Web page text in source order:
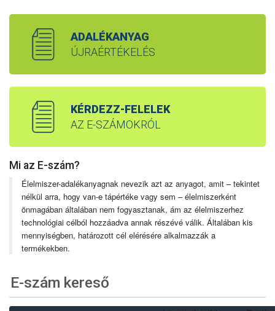
ADALÉKANYAG
ÚJRAÉRTÉKELÉS
KÉRDEZZ-FELELEK
AZ E-SZÁMOKRÓL
Mi az E-szám?
Élelmiszer-adalékanyagnak nevezik azt az anyagot, amit – tekintet
nélkül arra, hogy van-e tápértéke vagy sem – élelmiszerként
önmagában általában nem fogyasztanak, ám az élelmiszerhez
technológiai célból hozzáadva annak részévé válik. Általában kis
mennyiségben, határozott cél elérésére alkalmazzák a
termékekben.
E-szám kereső